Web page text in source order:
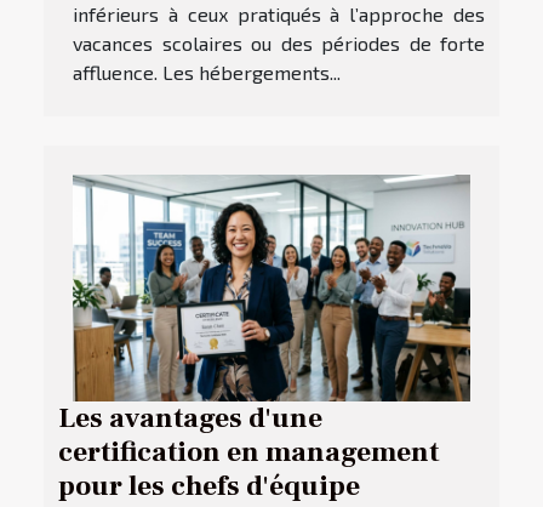
inférieurs à ceux pratiqués à l’approche des
vacances scolaires ou des périodes de forte
affluence. Les hébergements...
Les avantages d'une
certification en management
pour les chefs d'équipe